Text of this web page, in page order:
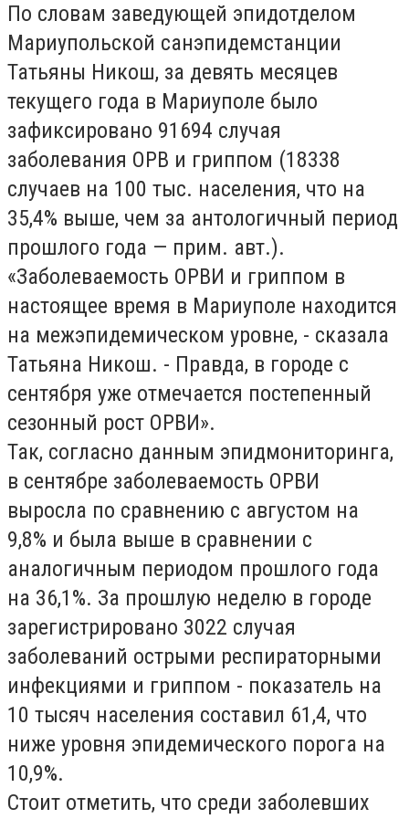
По словам заведующей эпидотделом
Мариупольской санэпидемстанции
Татьяны Никош, за девять месяцев
текущего года в Мариуполе было
зафиксировано 91694 случая
заболевания ОРВ и гриппом (18338
случаев на 100 тыс. населения, что на
35,4% выше, чем за антологичный период
прошлого года — прим. авт.).
«Заболеваемость ОРВИ и гриппом в
настоящее время в Мариуполе находится
на межэпидемическом уровне, - сказала
Татьяна Никош. - Правда, в городе с
сентября уже отмечается постепенный
сезонный рост ОРВИ».
Так, согласно данным эпидмониторинга,
в сентябре заболеваемость ОРВИ
выросла по сравнению с августом на
9,8% и была выше в сравнении с
аналогичным периодом прошлого года
на 36,1%. За прошлую неделю в городе
зарегистрировано 3022 случая
заболеваний острыми респираторными
инфекциями и гриппом - показатель на
10 тысяч населения составил 61,4, что
ниже уровня эпидемического порога на
10,9%.
Стоит отметить, что среди заболевших